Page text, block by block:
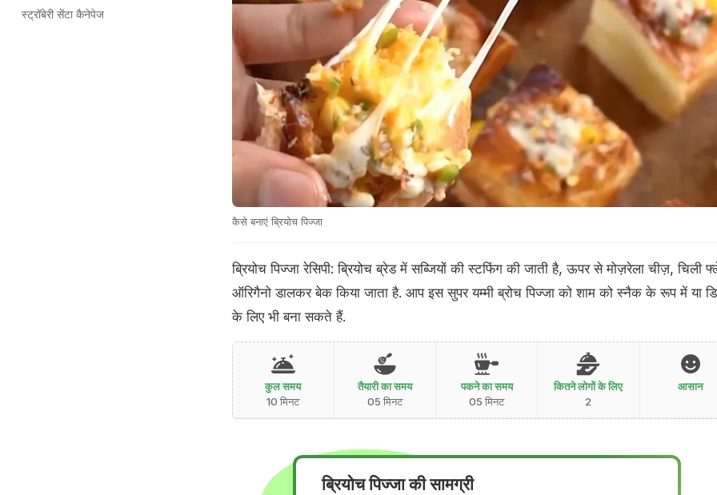
कैसे बनाएं ब्रियोच पिज्जा
ब्रियोच पिज्जा रेसिपी: ब्रियोच ब्रेड में सब्जियों की स्टफिंग की जाती है, ऊपर से मोज़रेला चीज़, चिली
ऑरिगैनो डालकर बेक किया जाता है. आप इस सुपर यम्मी ब्रोच पिज्जा को शाम को स्नैक के रूप में या
के लिए भी बना सकते हैं.
कुल समय
10 मिनट
तैयारी का समय
05 मिनट
पकने का समय
05 मिनट
कितने लोगों के लिए
2
आसान
ब्रियोच पिज्जा की सामग्री
स्ट्रॉबेरी सेंटा कैनेपेज